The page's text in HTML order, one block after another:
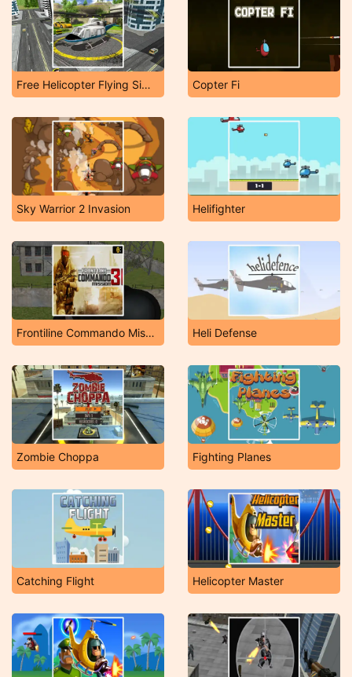
Free Helicopter Flying Simulator Copter Fi
Sky Warrior 2 Invasion Helifighter
Frontiline Commando Mission 3D Heli Defense
Zombie Choppa Fighting Planes
Catching Flight Helicopter Master